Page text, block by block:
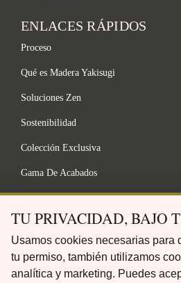
ENLACES RÁPIDOS
Proceso
Qué es Madera Yakisugi
Soluciones Zen
Sostenibilidad
Colección Exclusiva
Gama De Acabados
FAQ
LEGAL
TU PRIVACIDAD, BAJO
Usamos cookies necesarias para
tu permiso, también utilizamos
analítica y marketing. Puedes